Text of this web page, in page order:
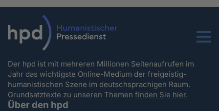
Menu
Der hpd ist mit mehreren Millionen Seitenaufrufen im
Jahr das wichtigste Online-Medium der freigeistig-
humanistischen Szene im deutschsprachigen Raum.
Grundsatztexte zu unseren Themenfinden Sie hier.
Über den hpd